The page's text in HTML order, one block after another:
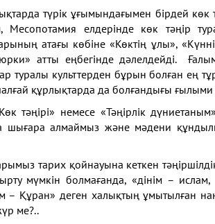
түрік ұғымындағымен бірдей
елдерінде көк тәңір
атағы көбіне «Көктің ұлы»,
атты еңбегінде дәлелдейді.
туралы культтерден бұрын болған ең
құрлықтарда да болғандығы ғылыми
тәңірі» немесе «Тәңірлік
шығара алмаймыз және мәдени
тарих қойнауына кеткен
мүмкін болмағанда, «дінім –
– Құран» деген халықтың ұмытылған
ме?..